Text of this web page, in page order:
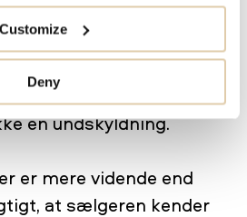
Customize
Deny
til at overse
og de seneste
virksomhed - de har
i længere tid.
en undskyldning.
er mere vidende end
at sælgeren kender